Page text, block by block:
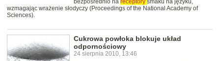
bezpośrednio na receptory smaku na języku,
wzmagając wrażenie słodyczy (Proceedings of the National Academy of
Sciences).
Cukrowa powłoka blokuje układ
odpornościowy
24 sierpnia 2010, 13:46